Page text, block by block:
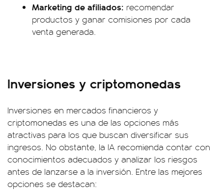
Marketing de afiliados: recomendar
productos y ganar comisiones por cada
venta generada.
Inversiones y criptomonedas
Inversiones en mercados financieros y
criptomonedas es una de las opciones más
atractivas para los que buscan diversificar sus
ingresos. No obstante, la IA recomienda contar con
conocimientos adecuados y analizar los riesgos
antes de lanzarse a la inversión. Entre las mejores
opciones se destacan: